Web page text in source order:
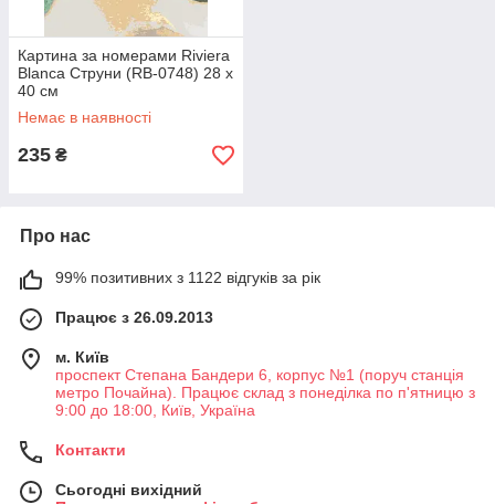
Картина за номерами Riviera
Blanca Струни (RB-0748) 28 х
40 см
Немає в наявності
235 ₴
Про нас
99% позитивних з 1122 відгуків за рік
Працює з 26.09.2013
м. Київ
проспект Степана Бандери 6, корпус №1 (поруч станція
метро Почайна). Працює склад з понеділка по п'ятницю з
9:00 до 18:00, Київ, Україна
Контакти
Сьогодні вихідний